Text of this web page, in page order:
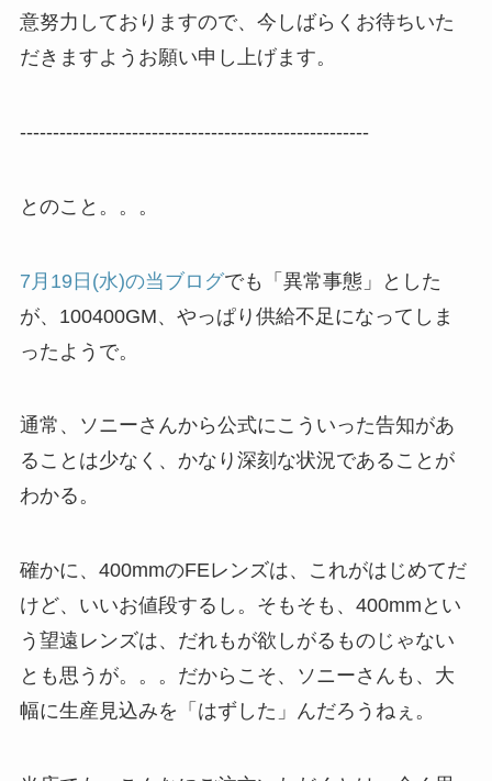
意努力しておりますので、今しばらくお待ちいた
だきますようお願い申し上げます。
-----------------------------------------------------
とのこと。。。
7月19日(水)の当ブログでも「異常事態」とした
が、100400GM、やっぱり供給不足になってしま
ったようで。
通常、ソニーさんから公式にこういった告知があ
ることは少なく、かなり深刻な状況であることが
わかる。
確かに、400mmのFEレンズは、これがはじめてだ
けど、いいお値段するし。そもそも、400mmとい
う望遠レンズは、だれもが欲しがるものじゃない
とも思うが。。。だからこそ、ソニーさんも、大
幅に生産見込みを「はずした」んだろうねぇ。